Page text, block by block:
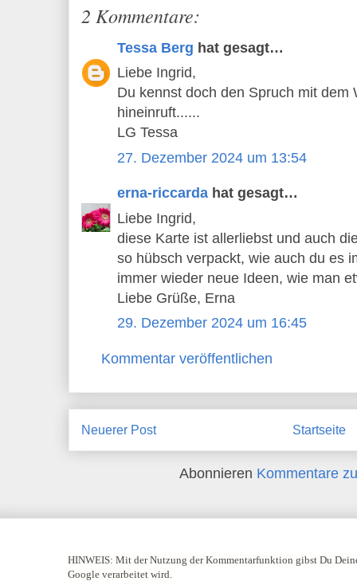
2 Kommentare:
Tessa Berg hat gesagt…
Liebe Ingrid,
Du kennst doch den Spruch mit dem
hineinruft......
LG Tessa
27. Dezember 2024 um 13:54
erna-riccarda hat gesagt…
Liebe Ingrid,
diese Karte ist allerliebst und auch
so hübsch verpackt, wie auch du es
immer wieder neue Ideen, wie man
Liebe Grüße, Erna
29. Dezember 2024 um 16:45
Kommentar veröffentlichen
Neuerer Post Startseite
Abonnieren Kommentare
HINWEIS: Mit der Nutzung der Kommentarfunktion gibst Du
Google verarbeitet wird.